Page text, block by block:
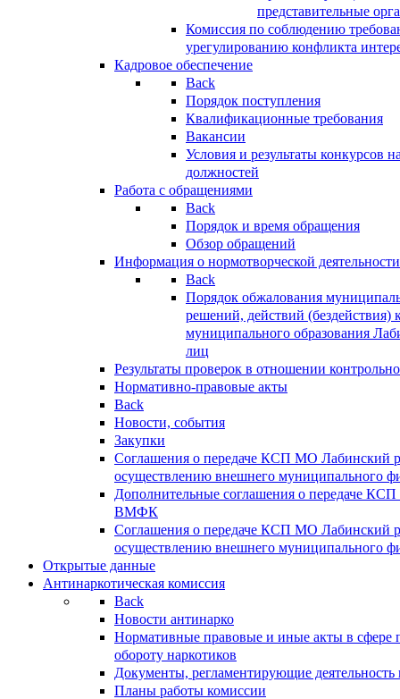
представительные
Комиссия по соблюдению
урегулированию конфликта
Кадровое обеспечение
Back
Порядок поступления
Квалификационные требования
Вакансии
Условия и результаты конкурсов
должностей
Работа с обращениями
Back
Порядок и время обращения
Обзор обращений
Информация о нормотворческой деятельности
Back
Порядок обжалования
решений, действий (бездействия)
муниципального образования
лиц
Результаты проверок в отношении
Нормативно-правовые акты
Back
Новости, события
Закупки
Соглашения о передаче КСП МО Лабинский
осуществлению внешнего муниципального
Дополнительные соглашения о передаче
ВМФК
Соглашения о передаче КСП МО Лабинский
осуществлению внешнего муниципального
Открытые данные
Антинаркотическая комиссия
Back
Новости антинарко
Нормативные правовые и иные акты в сфере
обороту наркотиков
Документы, регламентирующие деятельность
Планы работы комиссии